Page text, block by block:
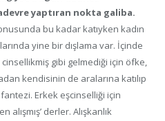
yaptıran nokta galiba.
bu kadar katıyken kadın
yine bir dışlama var. İçinde
gibi gelmediği için öfke,
kendisinin de aralarına katılıp
Erkek eşcinselliği için
derler. Alışkanlık